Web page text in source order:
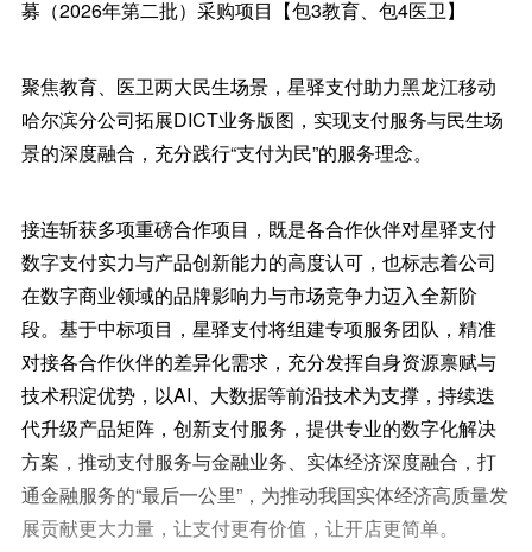
募（2026年第二批）采购项目【包3教育、包4医卫】
聚焦教育、医卫两大民生场景，星驿支付助力黑龙江移动
哈尔滨分公司拓展DICT业务版图，实现支付服务与民生场
景的深度融合，充分践行“支付为民”的服务理念。
接连斩获多项重磅合作项目，既是各合作伙伴对星驿支付
数字支付实力与产品创新能力的高度认可，也标志着公司
在数字商业领域的品牌影响力与市场竞争力迈入全新阶
段。基于中标项目，星驿支付将组建专项服务团队，精准
对接各合作伙伴的差异化需求，充分发挥自身资源禀赋与
技术积淀优势，以AI、大数据等前沿技术为支撑，持续迭
代升级产品矩阵，创新支付服务，提供专业的数字化解决
方案，推动支付服务与金融业务、实体经济深度融合，打
通金融服务的“最后一公里”，为推动我国实体经济高质量发
展贡献更大力量，让支付更有价值，让开店更简单。